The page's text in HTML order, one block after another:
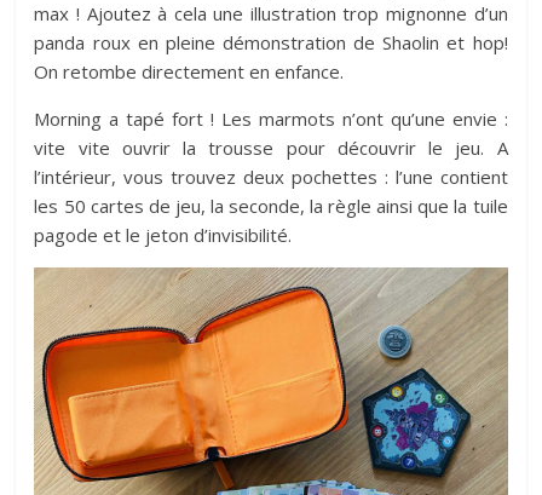
max ! Ajoutez à cela une illustration trop mignonne d’un
panda roux en pleine démonstration de Shaolin et hop!
On retombe directement en enfance.
Morning a tapé fort ! Les marmots n’ont qu’une envie :
vite vite ouvrir la trousse pour découvrir le jeu. A
l’intérieur, vous trouvez deux pochettes : l’une contient
les 50 cartes de jeu, la seconde, la règle ainsi que la tuile
pagode et le jeton d’invisibilité.